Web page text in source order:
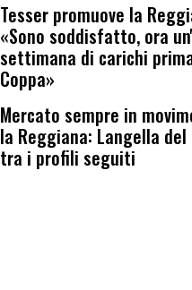
Tesser promuove la
«Sono soddisfatto, ora
settimana di carichi
Coppa»
Mercato sempre in
la Reggiana: Langella del
tra i profili seguiti